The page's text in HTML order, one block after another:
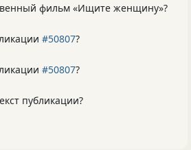
фильм «Ищите женщину»?
#50807?
#50807?
публикации?